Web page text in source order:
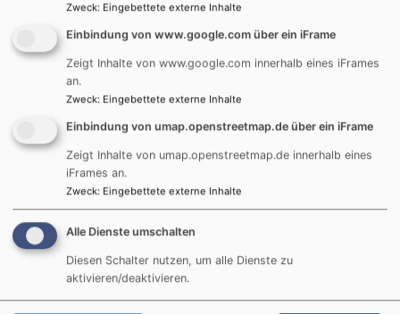
Die Welt steht allen Menschen gleichermaßen zur
Verfügung, so sie diese behüten und bewahren.
Wir geben unser Wissen und unsere Erfahrungen
in der Erziehung folgender Generationen weiter.
Wir sorgen für Transparenz indem wir über unser
Handeln informieren und es begründen.
Wir halten Rechtsvorschriften als geltende
Wir wissen und akzeptieren, dass unser Tun
immer ein Kompromiss auf finanzierbarer Basis
und dem aktuellen Wissensstand sein wird. Es
Zweck: Eingebettete externe Inhalte
Einbindung von www.google.com über ein iFrame
Zeigt Inhalte von www.google.com innerhalb eines iFrames
an.
Zweck: Eingebettete externe Inhalte
Einbindung von umap.openstreetmap.de über ein iFrame
Zeigt Inhalte von umap.openstreetmap.de innerhalb eines
iFrames an.
Zweck: Eingebettete externe Inhalte
Alle Dienste umschalten
Diesen Schalter nutzen, um alle Dienste zu
aktivieren/deaktivieren.